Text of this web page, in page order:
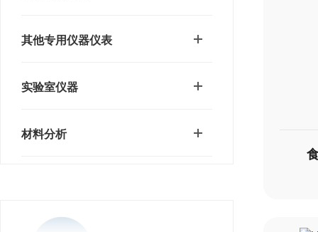
其他专用仪器仪表
实验室仪器
材料分析